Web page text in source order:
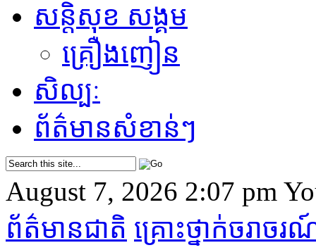
សន្តិសុខ សង្គម
គ្រឿងញៀន
សិល្បៈ
ព័ត៌មាន​សំខាន់ៗ
August 7, 2026 2:07 pm
ព័ត៌មានជាតិ គ្រោះថ្នាក់​ចរាចរ